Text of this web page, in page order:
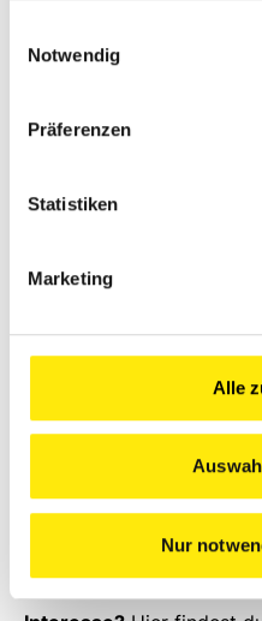
Notwendig
Präferenzen
Statistiken
Marketing
Alle
Nur
Wenn du dir noch nicht
Job du willst, könnte
sicheren Job und viele
es einfach mal aus und